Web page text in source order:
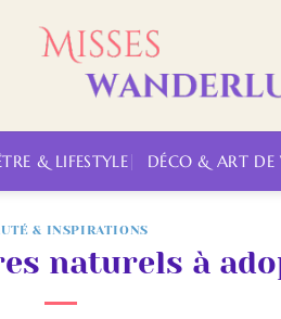
& LIFESTYLE DÉCO & ART DE
& INSPIRATIONS
naturels à